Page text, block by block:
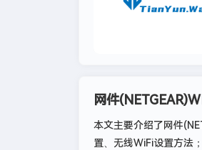
网件
本文主要介绍了网件
置、无线WiFi设置方法